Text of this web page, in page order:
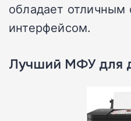
обладает
интерфейсом.
Лучший МФУ для